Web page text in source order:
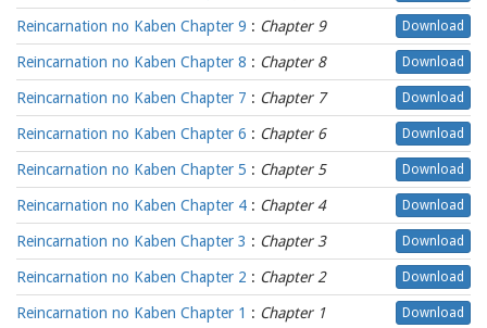
Reincarnation no Kaben Chapter 9 : Chapter 9 Download
Reincarnation no Kaben Chapter 8 : Chapter 8 Download
Reincarnation no Kaben Chapter 7 : Chapter 7 Download
Reincarnation no Kaben Chapter 6 : Chapter 6 Download
Reincarnation no Kaben Chapter 5 : Chapter 5 Download
Reincarnation no Kaben Chapter 4 : Chapter 4 Download
Reincarnation no Kaben Chapter 3 : Chapter 3 Download
Reincarnation no Kaben Chapter 2 : Chapter 2 Download
Reincarnation no Kaben Chapter 1 : Chapter 1 Download